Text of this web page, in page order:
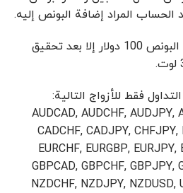
الحساب المراد إضافة البونص إليه.
لا يمكن سحب مبلغ البونص 100 دولار إلا بعد تحقيق
فقط للأزواج التالية:
AUDCAD, AUDCHF, AUDJPY,
CADCHF, CADJPY, CHFJPY,
EURCHF, EURGBP, EURJPY,
GBPCAD, GBPCHF, GBPJPY,
NZDCHF, NZDJPY, NZDUSD,